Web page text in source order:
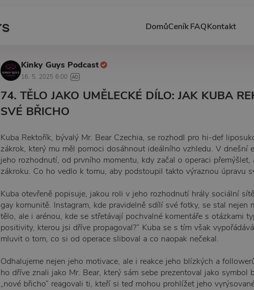
DomůCeníkFAQKontakt
Kinky Guys Podcast
16. 5. 2025 6:00
74. TĚLO JAKO UMĚLECKÉ DÍLO: JAK KUBA
SVÉ BŘICHO
Kuba Rektořík, bývalý Mr. Bear Czechia, se rozhodl pro hi-def
zákrok, který mu měl pomoci dosáhnout ideálního vzhledu. V dnešní
jeho rozhodnutí, od prvního momentu, kdy začal o operaci
zákroku. Co ho vedlo k tomu, aby podstoupil takto výraznou úpravu
Kuba otevřeně popisuje, jakou roli v jeho rozhodnutí hrály sociální
gay komunitě. Instagram, kde pravidelně sdílí své fotky, se stal nejen
tělo, ale i arénou, kde se střetávají pochvalné komentáře s otázkami
positivity, kterou jsi dříve propagoval?“ Kuba se s tím však
mluvit o tom, co si od operace sliboval a co naopak nečekal.
Odhalujeme nejen jeho motivace, ale i reakce jeho blízkých a
ho dříve znali jako Mr. Bear, který sám sebe prezentoval jako
„nové břicho“ reagovali ti, kteří si teď mohou prohlížet jeho